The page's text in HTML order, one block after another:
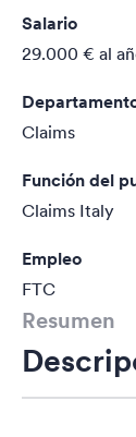
Resumen
Salario
29.000 € al
Claims
Función del
Claims Italy
Empleo
FTC